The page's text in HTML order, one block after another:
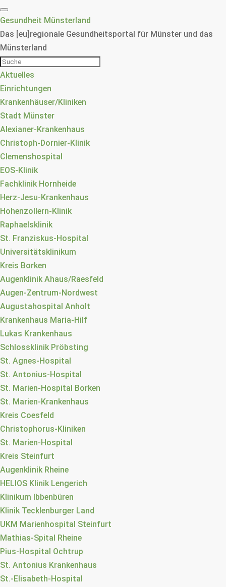
Gesundheit Münsterland
Das [eu]regionale Gesundheitsportal für Münster und das
Münsterland
Aktuelles
Einrichtungen
Krankenhäuser/Kliniken
Stadt Münster
Alexianer-Krankenhaus
Christoph-Dornier-Klinik
Clemenshospital
EOS-Klinik
Fachklinik Hornheide
Herz-Jesu-Krankenhaus
Hohenzollern-Klinik
Raphaelsklinik
St. Franziskus-Hospital
Universitätsklinikum
Kreis Borken
Augenklinik Ahaus/Raesfeld
Augen-Zentrum-Nordwest
Augustahospital Anholt
Krankenhaus Maria-Hilf
Lukas Krankenhaus
Schlossklinik Pröbsting
St. Agnes-Hospital
St. Antonius-Hospital
St. Marien-Hospital Borken
St. Marien-Krankenhaus
Kreis Coesfeld
Christophorus-Kliniken
St. Marien-Hospital
Kreis Steinfurt
Augenklinik Rheine
HELIOS Klinik Lengerich
Klinikum Ibbenbüren
Klinik Tecklenburger Land
UKM Marienhospital Steinfurt
Mathias-Spital Rheine
Pius-Hospital Ochtrup
St. Antonius Krankenhaus
St.-Elisabeth-Hospital